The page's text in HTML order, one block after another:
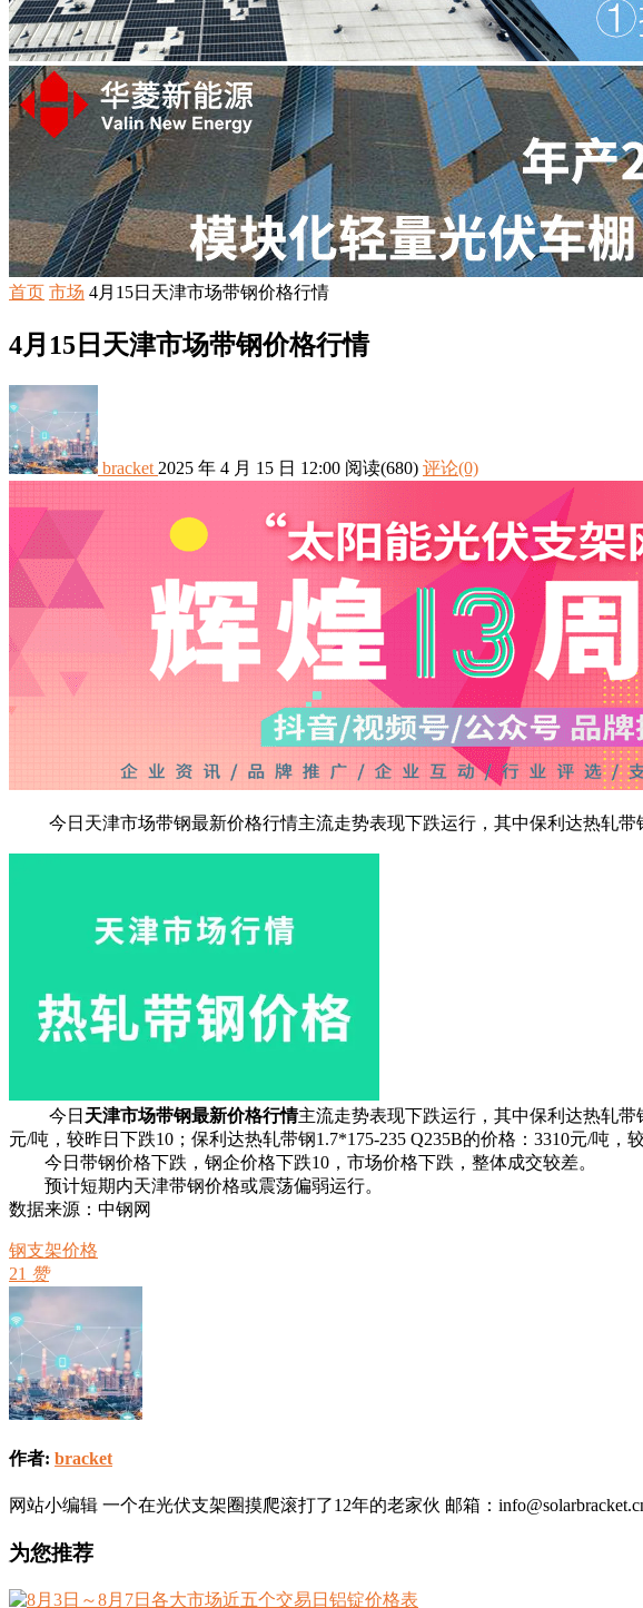
首页 市场 4月15日天津市场带钢价格行情
4月15日天津市场带钢价格行情
bracket 2025 年 4 月 15 日 12:00 阅读(680) 评论(0)
今日天津市场带钢最新价格行情主流走势表现下跌运行，其中保利达热轧带
今日 天津市场带钢最新价格行情主流走势表现下跌运行，其中保利达热轧带
元/吨，较昨日下跌10；保利达热轧带钢1.7*175-235 Q235B的价格：3310元/吨，
今日带钢价格下跌，钢企价格下跌10，市场价格下跌，整体成交较差。
预计短期内天津带钢价格或震荡偏弱运行。
数据来源：中钢网
钢支架价格
21 赞
作者: bracket
网站小编辑 一个在光伏支架圈摸爬滚打了12年的老家伙 邮箱：
为您推荐